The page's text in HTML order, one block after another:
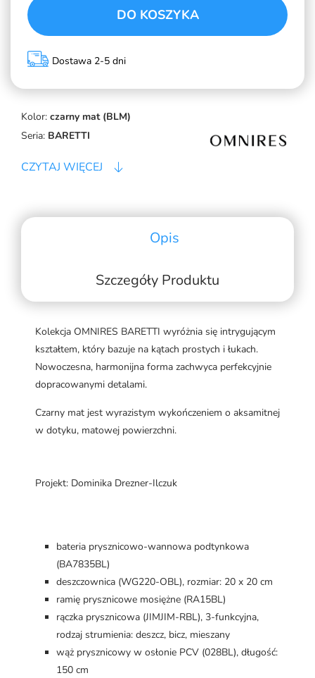
Kolor: czarny mat (BLM)
Seria: BARETTI
CZYTAJ WIĘCEJ
DO KOSZYKA
Dostawa 2-5 dni
Opis
Szczegóły Produktu
Kolekcja OMNIRES BARETTI wyróżnia się intrygującym
kształtem, który bazuje na kątach prostych i łukach.
Nowoczesna, harmonijna forma zachwyca perfekcyjnie
dopracowanymi detalami.
Czarny mat jest wyrazistym wykończeniem o aksamitnej
w dotyku, matowej powierzchni.
Projekt: Dominika Drezner-Ilczuk
bateria prysznicowo-wannowa podtynkowa
(BA7835BL)
deszczownica (WG220-OBL), rozmiar: 20 x 20 cm
ramię prysznicowe mosiężne (RA15BL)
rączka prysznicowa (JIMJIM-RBL), 3-funkcyjna,
rodzaj strumienia: deszcz, bicz, mieszany
wąż prysznicowy w osłonie PCV (028BL), długość:
150 cm